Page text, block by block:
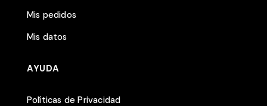
Mis pedidos
Mis datos
AYUDA
Políticas de Privacidad